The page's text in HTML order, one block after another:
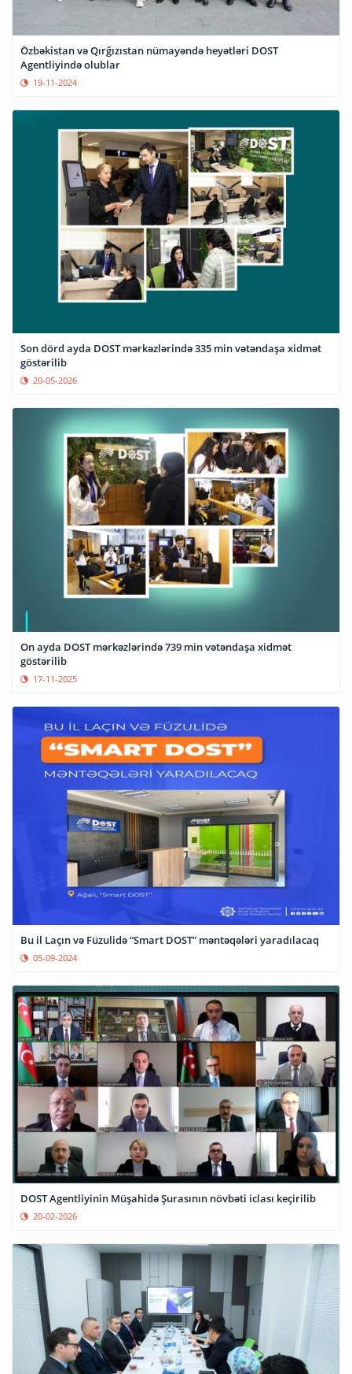
Özbəkistan və Qırğızıstan nümayəndə heyətləri DOST
Agentliyində olublar
19-11-2024
Son dörd ayda DOST mərkəzlərində 335 min vətəndaşa xidmət
göstərilib
20-05-2026
On ayda DOST mərkəzlərində 739 min vətəndaşa xidmət
göstərilib
17-11-2025
Bu il Laçın və Füzulidə “Smart DOST” məntəqələri yaradılacaq
05-09-2024
DOST Agentliyinin Müşahidə Şurasının növbəti iclası keçirilib
20-02-2026